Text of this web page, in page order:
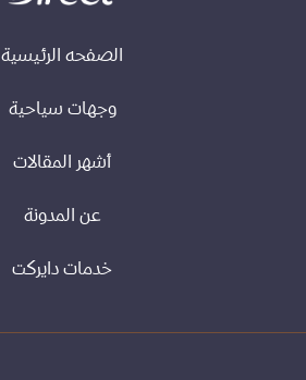
الصفحه الرئيسية
وجهات سياحية
أشهر المقالات
عن المدونة
خدمات دايركت